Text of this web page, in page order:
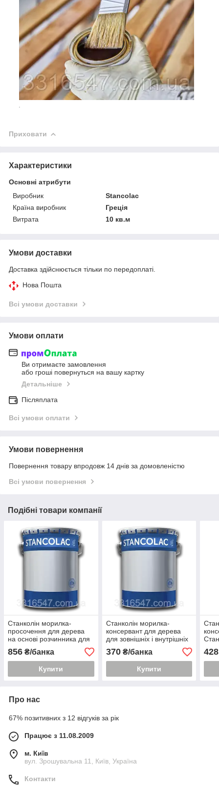
.
Приховати
Характеристики
Основні атрибути
Виробник
Stancolac
Країна виробник
Греція
Витрата
10 кв.м
Умови доставки
Доставка здійснюється тільки по передоплаті.
Нова Пошта
Всі умови доставки
Умови оплати
Ви отримаєте замовлення
або гроші повернуться на вашу картку
Детальніше
Післяплата
Всі умови оплати
Умови повернення
Повернення товару впродовж 14 днів за домовленістю
Всі умови повернення
Подібні товари компанії
Станколін морилка-
просочення для дерева
на основі розчинника для
робіт Станколак 2 л.
856 ₴/банка
Купити
Станколін морилка-
консервант для дерева
для зовнішніх і внутрішніх
370₴/банка
Купити
428
Про нас
67% позитивних з 12 відгуків за рік
Працює з 11.08.2009
м. Київ
вул. Зрошувальна 11, Київ, Україна
Контакти